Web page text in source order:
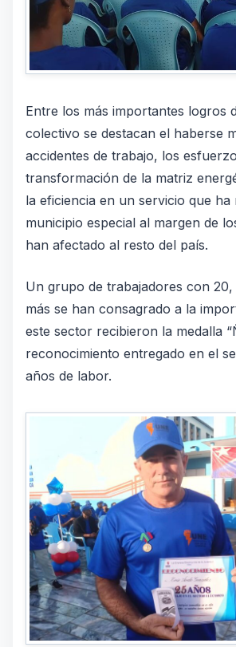
Entre los más importantes logros
colectivo se destacan el haberse
accidentes de trabajo, los
transformación de la matriz
la eficiencia en un servicio que ha
municipio especial al margen de
han afectado al resto del país.
Un grupo de trabajadores con
más se han consagrado a la
este sector recibieron la medalla
reconocimiento entregado en el
años de labor.